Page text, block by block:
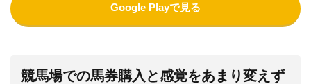
Google Playで見る
競馬場での馬券購入と感覚をあまり変えず